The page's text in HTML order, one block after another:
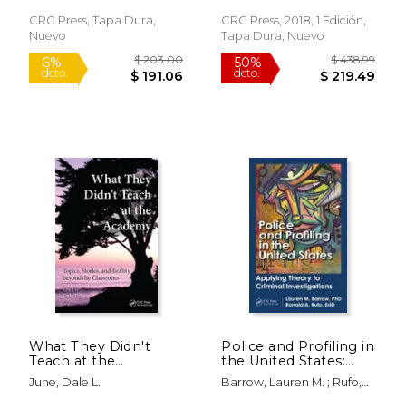
(en Inglés)
CRC Press, Tapa Dura,
Nuevo
CRC Press, 2018, 1 Edición,
Tapa Dura, Nuevo
What They Didn't
Teach at the
Academy: Topics,
Stories, and Reality
June, Dale L.
Police and Profiling in
the United States:
Applying Theory to
Criminal
Barrow, Lauren M. ; Rufo,